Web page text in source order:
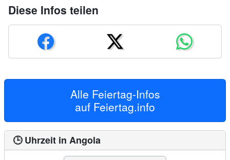
Diese Infos teilen
Alle Feiertag-Infos
auf Feiertag.info
🕒 Uhrzeit in Angola